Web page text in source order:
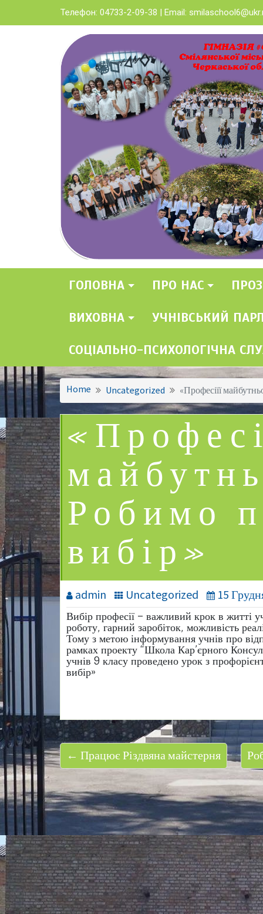
to
Телефон: 04733-2-09-38 | Email:
ГОЛОВНА ПРО НАС
ВИХОВНА УЧНІВСЬКИЙ
СОЦІАЛЬНО-ПСИХОЛОГІЧНА
Home Uncategorized «Професіїї
Робимо
вибір»
admin Uncategorized 15
Вибір професії – важливий крок в житті
роботу, гарний заробіток, можливість
Тому з метою інформування учнів про
рамках проекту “Школа Кар’єрного
учнів 9 класу проведено урок з
вибір»
← Працює Різдвяна майстерня